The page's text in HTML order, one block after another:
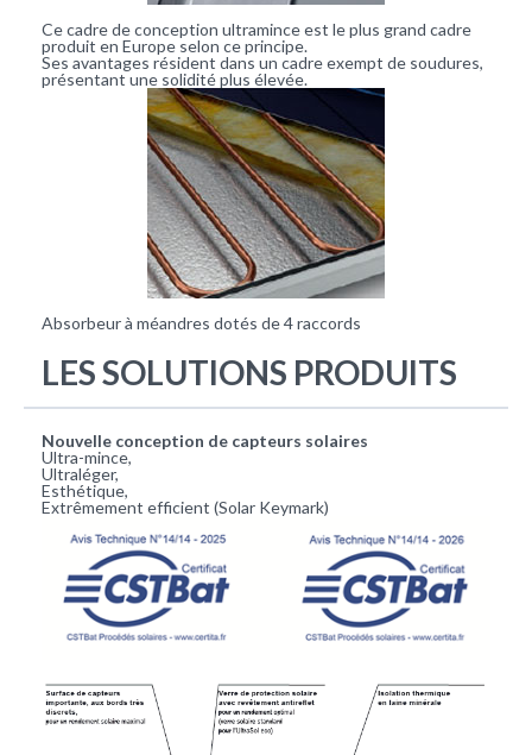
Ce cadre de conception ultramince est le plus grand cadre
produit en Europe selon ce principe.
Ses avantages résident dans un cadre exempt de soudures,
présentant une solidité plus élevée.
Absorbeur à méandres dotés de 4 raccords
LES SOLUTIONS PRODUITS
Nouvelle conception de capteurs solaires
Ultra-mince,
Ultraléger,
Esthétique,
Extrêmement efficient (Solar Keymark)